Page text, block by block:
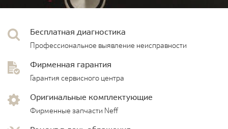
Бесплатная диагностика
Профессиональное выявление неисправности
Фирменная гарантия
Гарантия сервисного центра
Оригинальные комплектующие
Фирменные запчасти Neff